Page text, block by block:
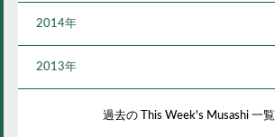
2014年
2013年
過去の This Week's Musashi 一覧